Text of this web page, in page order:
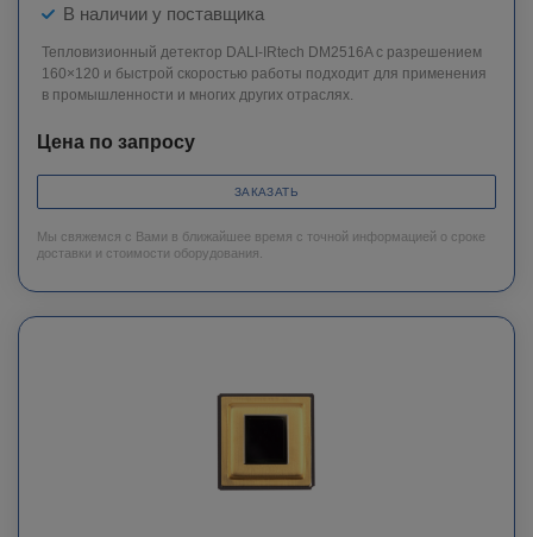
В наличии у поставщика
Тепловизионный детектор DALI-IRtech DM2516A c разрешением
160×120 и быстрой скоростью работы подходит для применения
в промышленности и многих других отраслях.
Цена по запросу
ЗАКАЗАТЬ
Мы свяжемся с Вами в ближайшее время с точной информацией о сроке
доставки и стоимости оборудования.